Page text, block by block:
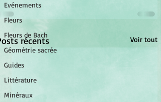
Evénements
Fleurs
Fleurs de Bach
Géométrie sacrée
Guides
Littérature
Minéraux
récents Voir tout